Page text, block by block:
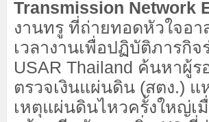
Transmission Network
งานทรู ที่ถ่ายทอดหัวใจอ
เวลางานเพื่อปฏิบัติภารกิ
USAR Thailand ค้นหาผู้
ตรวจเงินแผ่นดิน (สตง.)
เหตุแผ่นดินไหวครั้งใหญ่